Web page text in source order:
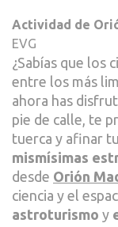
Actividad de
EVG
¿Sabías que los
entre los más
ahora has
pie de calle, te
tuerca y afinar
mismísimas
desde Orión
ciencia y el
astroturismo y